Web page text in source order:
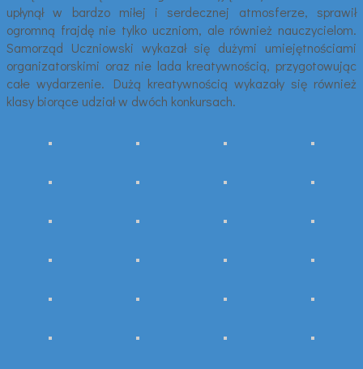
upłynął w bardzo miłej i serdecznej atmosferze, sprawił
ogromną frajdę nie tylko uczniom, ale również nauczycielom.
Samorząd Uczniowski wykazał się dużymi umiejętnościami
organizatorskimi oraz nie lada kreatywnością, przygotowując
całe wydarzenie. Dużą kreatywnością wykazały się również
klasy biorące udział w dwóch konkursach.